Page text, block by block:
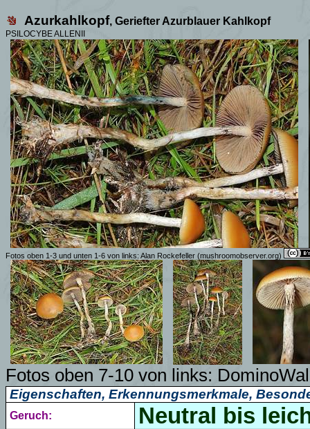
Azurkahlkopf, Geriefter Azurblauer Kahlkopf
PSILOCYBE ALLENII
Fotos oben 1-3 und unten 1-6 von links: Alan Rockefeller (mushroomobserver.org)
Fotos oben 7-10 von links:
Eigenschaften, Erkennungsmerkmale,
Geruch: Neutral bis